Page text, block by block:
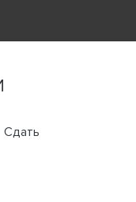
Сдать